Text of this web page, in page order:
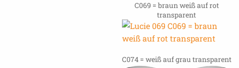
C069 = braun weiß auf rot
transparent
C074 = weiß auf grau transparent